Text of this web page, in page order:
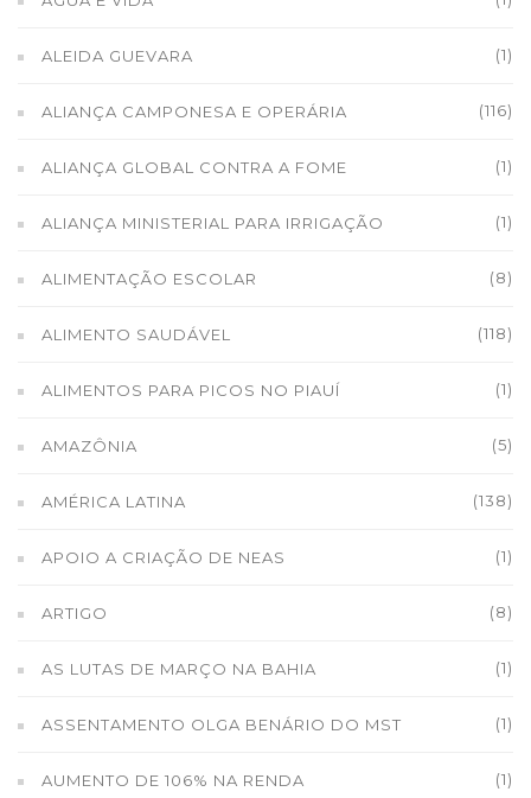
ALEIDA GUEVARA (1)
ALIANÇA CAMPONESA E OPERÁRIA (116)
ALIANÇA GLOBAL CONTRA A FOME (1)
ALIANÇA MINISTERIAL PARA IRRIGAÇÃO (1)
ALIMENTAÇÃO ESCOLAR (8)
ALIMENTO SAUDÁVEL (118)
ALIMENTOS PARA PICOS NO PIAUÍ (1)
AMAZÔNIA (5)
AMÉRICA LATINA (138)
APOIO A CRIAÇÃO DE NEAS (1)
ARTIGO (8)
AS LUTAS DE MARÇO NA BAHIA (1)
ASSENTAMENTO OLGA BENÁRIO DO MST (1)
AUMENTO DE 106% NA RENDA (1)